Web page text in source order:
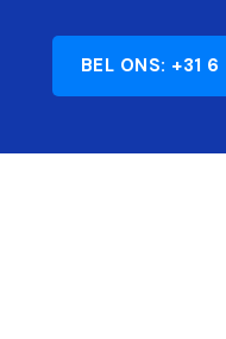
BEL ONS: +31